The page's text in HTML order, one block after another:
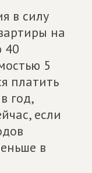
в силу
на
40
5
платить
год,
если
в